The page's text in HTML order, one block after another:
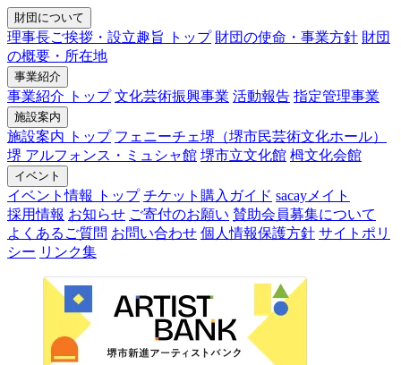
財団について
理事長ご挨拶・設立趣旨 トップ 財団の使命・事業方針 財団
の概要・所在地
事業紹介
事業紹介 トップ 文化芸術振興事業 活動報告 指定管理事業
施設案内
施設案内 トップ フェニーチェ堺（堺市民芸術文化ホール）
堺 アルフォンス・ミュシャ館 堺市立文化館 栂文化会館
イベント
イベント情報 トップ チケット購入ガイド sacayメイト
採用情報 お知らせ ご寄付のお願い 賛助会員募集について
よくあるご質問 お問い合わせ 個人情報保護方針 サイトポリ
シー リンク集